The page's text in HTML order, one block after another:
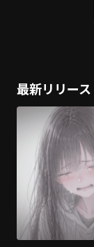
最新リリース